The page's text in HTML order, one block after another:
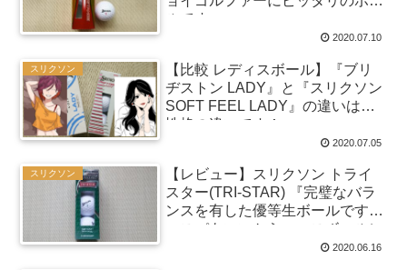
ルです。』
2020.07.10
スリクソン
【比較 レディスボール】『ブリ
ヂストン LADY』と『スリクソン
SOFT FEEL LADY』の違いは、
性格の違いです！
2020.07.05
スリクソン
【レビュー】スリクソン トライ
スター(TRI-STAR) 『完璧なバラ
ンスを有した優等生ボールです！
コスパもいいからエースボールに
2020.06.16